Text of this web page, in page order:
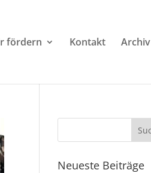
fördern Kontakt Archiv
Neueste Beiträge